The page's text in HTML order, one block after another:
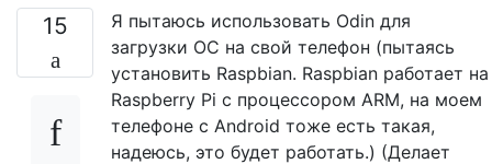
15
Я пытаюсь использовать Odin для
загрузки ОС на свой телефон (пытаясь
установить Raspbian. Raspbian работает на
Raspberry Pi с процессором ARM, на моем
телефоне с Android тоже есть такая,
надеюсь, это будет работать.) (Делает